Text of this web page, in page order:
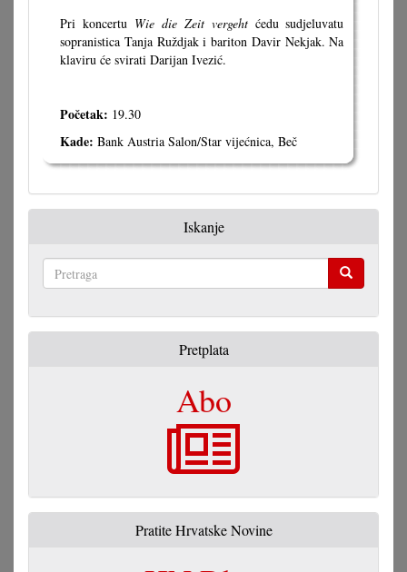
Pri koncertu Wie die Zeit vergehtćedu sudjeluvatu
sopranistica Tanja Ruždjak i bariton Davir Nekjak. Na
klaviru će svirati Darijan Ivezić.
Početak: 19.30
Kade: Bank Austria Salon/Star vijećnica, Beč
Iskanje
Pretplata
Abo
Pratite Hrvatske Novine